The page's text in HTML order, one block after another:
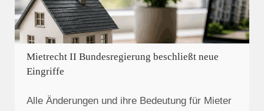
Mietrecht II Bundesregierung beschließt neue
Eingriffe
Alle Änderungen und ihre Bedeutung für Mieter